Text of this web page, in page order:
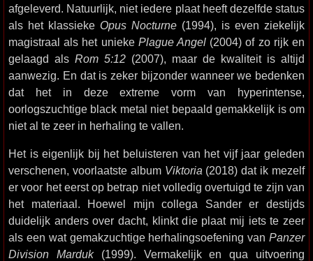
afgeleverd. Natuurlijk, niet iedere plaat heeft dezelfde status
als het klassieke Opus Nocturne (1994), is even ziekelijk
magistraal als het unieke Plague Angel (2004) of zo rijk en
gelaagd als Rom 5:12 (2007), maar de kwaliteit is altijd
aanwezig. En dat is zeker bijzonder wanneer we bedenken
dat het in deze extreme vorm van hyperintense,
oorlogszuchtige black metal niet bepaald gemakkelijk is om
niet al te zeer in herhaling te vallen.
Het is eigenlijk bij het beluisteren van het vijf jaar geleden
verschenen, voorlaatste album Viktoria (2018) dat ik mezelf
er voor het eerst op betrap niet volledig overtuigd te zijn van
het materiaal. Hoewel mijn collega Sander er destijds
duidelijk anders over dacht, klinkt die plaat mij iets te zeer
als een wat gemakzuchtige herhalingsoefening van Panzer
Division Marduk(1999). Vermakelijk en qua uitvoering